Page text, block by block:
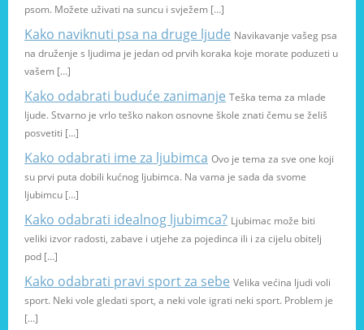
psom. Možete uživati na suncu i svježem […]
Kako naviknuti psa na druge ljude Navikavanje vašeg psa
na druženje s ljudima je jedan od prvih koraka koje morate poduzeti u
vašem […]
Kako odabrati buduće zanimanje Teška tema za mlade
ljude. Stvarno je vrlo teško nakon osnovne škole znati čemu se želiš
posvetiti […]
Kako odabrati ime za ljubimca Ovo je tema za sve one koji
su prvi puta dobili kućnog ljubimca. Na vama je sada da svome
ljubimcu […]
Kako odabrati idealnog ljubimca? Ljubimac može biti
veliki izvor radosti, zabave i utjehe za pojedinca ili i za cijelu obitelj
pod […]
Kako odabrati pravi sport za sebe Velika većina ljudi voli
sport. Neki vole gledati sport, a neki vole igrati neki sport. Problem je
[…]